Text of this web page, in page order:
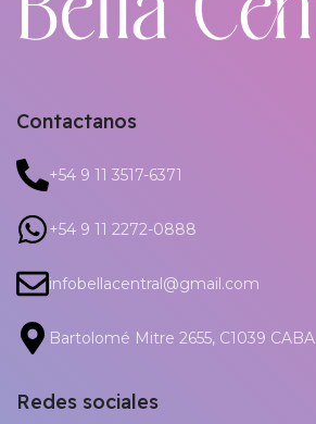
Contactanos
+54 9 11 3517-6371
+54 9 11 2272-0888
infobellacentral@gmail.com
Bartolomé Mitre 2655, C1039 CABA
Redes sociales